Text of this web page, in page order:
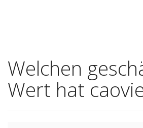
Welchen
Wert hat